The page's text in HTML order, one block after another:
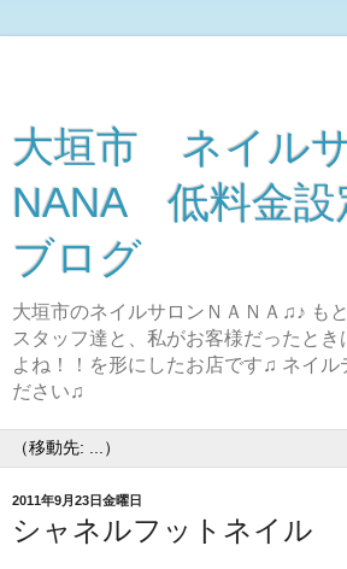
大垣市 ネイル
NANA 低料金設
ブログ
大垣市のネイルサロンＮＡＮＡ♫♪ も
スタッフ達と、私がお客様だったと
よね！！を形にしたお店です♫ ネイル
ださい♫
2011年9月23日金曜日
シャネルフットネイル